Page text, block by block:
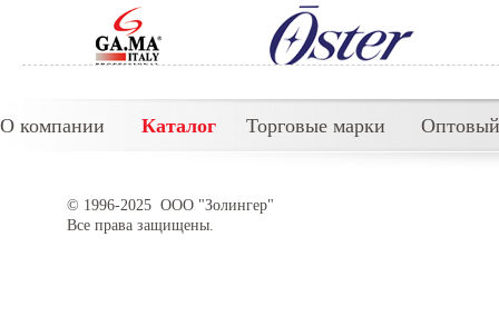
О компании Каталог Торговые марки
© 1996-2025 ООО "Золингер"
Все права защищены.